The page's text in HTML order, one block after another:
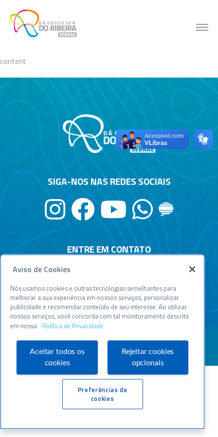
content
content
ENTRE EM CONTATO
Central de relacionamento
0800 570 0800
WWW.SEBRAESP.COM.BR
SIGA-NOS NAS REDES SOCIAIS
Aviso de Cookies
Nós usamos cookies e outras tecnologias semelhantes para
melhorar a sua experiência em nossos serviços, personalizar
publicidade e recomendar conteúdo de seu interesse. Ao utilizar
nossos serviços, você concorda com tal monitoramento descrito
em nossa Política de Privacidade
Aceitar todos os
cookies
Rejeitar cookies
opcionais
Preferências de
cookies